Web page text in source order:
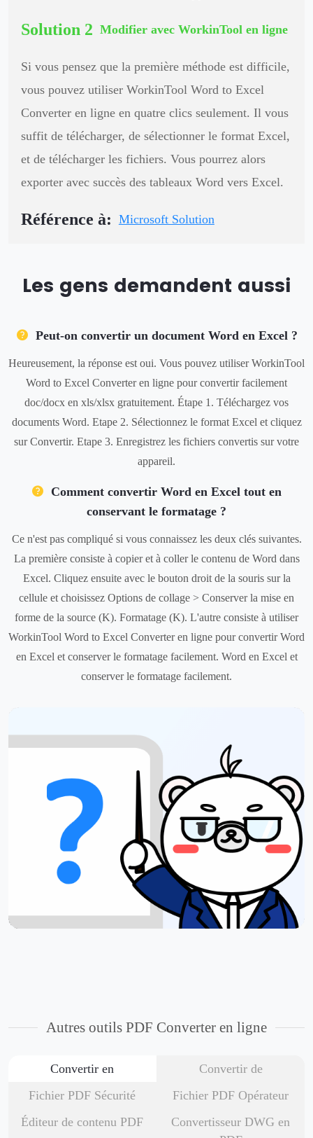
Solution 2 Modifier avec WorkinTool en ligne
Si vous pensez que la première méthode est difficile,
vous pouvez utiliser WorkinTool Word to Excel
Converter en ligne en quatre clics seulement. Il vous
suffit de télécharger, de sélectionner le format Excel,
et de télécharger les fichiers. Vous pourrez alors
exporter avec succès des tableaux Word vers Excel.
Référence à: Microsoft Solution
Les gens demandent aussi
Peut-on convertir un document Word en Excel ?
Heureusement, la réponse est oui. Vous pouvez utiliser WorkinTool
Word to Excel Converter en ligne pour convertir facilement
doc/docx en xls/xlsx gratuitement. Étape 1. Téléchargez vos
documents Word. Etape 2. Sélectionnez le format Excel et cliquez
sur Convertir. Etape 3. Enregistrez les fichiers convertis sur votre
appareil.
Comment convertir Word en Excel tout en
conservant le formatage ?
Ce n'est pas compliqué si vous connaissez les deux clés suivantes.
La première consiste à copier et à coller le contenu de Word dans
Excel. Cliquez ensuite avec le bouton droit de la souris sur la
cellule et choisissez Options de collage > Conserver la mise en
forme de la source (K). Formatage (K). L'autre consiste à utiliser
WorkinTool Word to Excel Converter en ligne pour convertir Word
en Excel et conserver le formatage facilement. Word en Excel et
conserver le formatage facilement.
Autres outils PDF Converter en ligne
Convertir en
Convertir de
Fichier PDF Sécurité
Fichier PDF Opérateur
Éditeur de contenu PDF
Convertisseur DWG en